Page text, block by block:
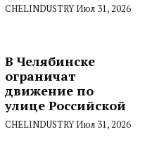
CHELINDUSTRYИюл 31, 2026
В Челябинске
ограничат
движение по
улице Российской
CHELINDUSTRYИюл 31, 2026